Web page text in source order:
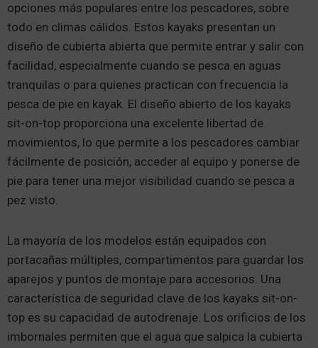
opciones más populares entre los pescadores, sobre
todo en climas cálidos. Estos kayaks presentan un
diseño de cubierta abierta que permite entrar y salir con
facilidad, especialmente cuando se pesca en aguas
tranquilas o para quienes practican con frecuencia la
pesca de pie en kayak. El diseño abierto de los kayaks
sit-on-top proporciona una excelente libertad de
movimientos, lo que permite a los pescadores cambiar
fácilmente de posición, acceder al equipo y ponerse de
pie para tener una mejor visibilidad cuando se pesca a
pez visto.
La mayoría de los modelos están equipados con
portacañas múltiples, compartimentos para guardar los
aparejos y puntos de montaje para accesorios. Una
característica de seguridad clave de los kayaks sit-on-
top es su capacidad de autodrenaje. Los orificios de los
imbornales permiten que el agua que salpica la cubierta